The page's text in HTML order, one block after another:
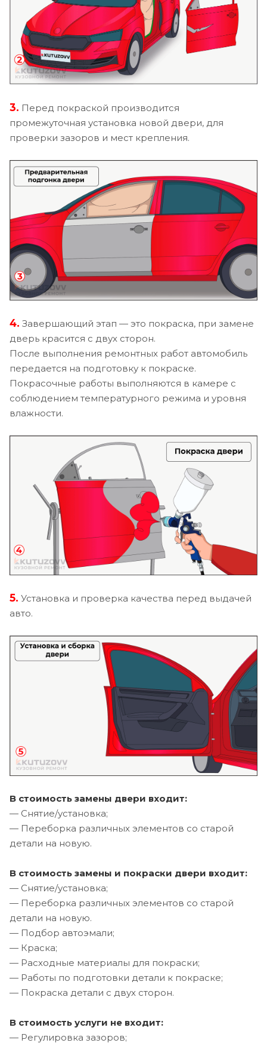
3. Перед покраской производится
промежуточная установка новой двери, для
проверки зазоров и мест крепления.
4. Завершающий этап — это покраска, при замене
дверь красится с двух сторон.
После выполнения ремонтных работ автомобиль
передается на подготовку к покраске.
Покрасочные работы выполняются в камере с
соблюдением температурного режима и уровня
влажности.
5. Установка и проверка качества перед выдачей
авто.
В стоимость замены двери входит:
— Снятие/установка;
— Переборка различных элементов со старой
детали на новую.
В стоимость замены и покраски двери входит:
— Снятие/установка;
— Переборка различных элементов со старой
детали на новую.
— Подбор автоэмали;
— Краска;
— Расходные материалы для покраски;
— Работы по подготовки детали к покраске;
— Покраска детали с двух сторон.
В стоимость услуги не входит:
— Регулировка зазоров;